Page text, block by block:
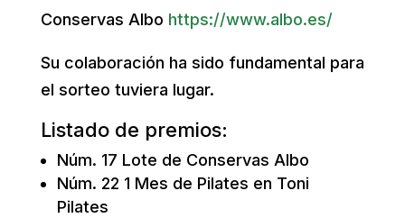
Conservas Albo https://www.albo.es/
Su colaboración ha sido fundamental para
el sorteo tuviera lugar.
Listado de premios:
Núm. 17 Lote de Conservas Albo
Núm. 22 1 Mes de Pilates en Toni
Pilates